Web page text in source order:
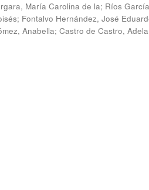
María Carolina de la; Ríos
; Fontalvo Hernández, José
Anabella; Castro de Castro,